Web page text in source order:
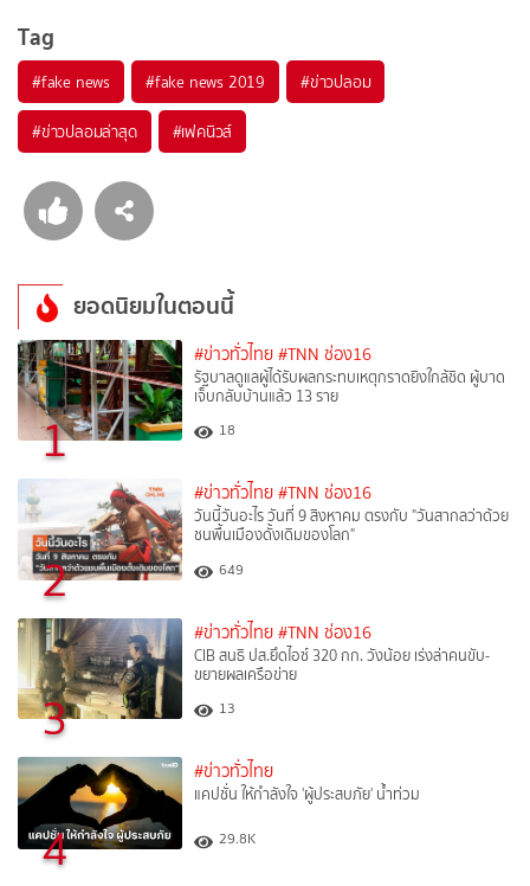
Tag
#fake news #fake news 2019 #ข่าวปลอม
#ข่าวปลอมล่าสุด #เฟคนิวส์
ยอดนิยมในตอนนี้
1
#ข่าวทั่วไทย #TNN ช่อง16
รัฐบาลดูแลผู้ได้รับผลกระทบเหตุกราดยิงใกล้ชิด ผู้บาด
เจ็บกลับบ้านแล้ว 13 ราย
18
2
#ข่าวทั่วไทย #TNN ช่อง16
วันนี้วันอะไร วันที่ 9 สิงหาคม ตรงกับ "วันสากลว่าด้วย
ชนพื้นเมืองดั้งเดิมของโลก"
649
3
#ข่าวทั่วไทย #TNN ช่อง16
CIB สนธิ ปส.ยึดไอซ์ 320 กก. วังน้อย เร่งล่าคนขับ-
ขยายผลเครือข่าย
13
4
#ข่าวทั่วไทย
แคปชั่น ให้กำลังใจ 'ผู้ประสบภัย' น้ำท่วม
29.8K